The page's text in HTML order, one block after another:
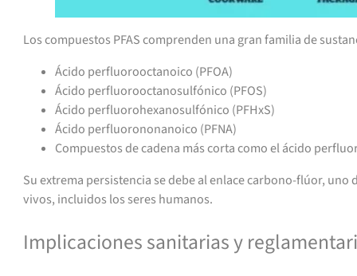
Los compuestos PFAS comprenden una gran familia de
Ácido perfluorooctanoico (PFOA)
Ácido perfluorooctanosulfónico (PFOS)
Ácido perfluorohexanosulfónico (PFHxS)
Ácido perfluorononanoico (PFNA)
Compuestos de cadena más corta como el ácido
Su extrema persistencia se debe al enlace carbono-flúor,
vivos, incluidos los seres humanos.
Implicaciones sanitarias y